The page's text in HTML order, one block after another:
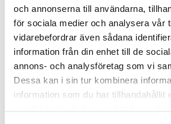
och annonserna till användarna,
för sociala medier och analysera vår
vidarebefordrar även sådana
information från din enhet till de
annons- och analysföretag som vi
Dessa kan i sin tur kombinera
information som du har tillhandahållit